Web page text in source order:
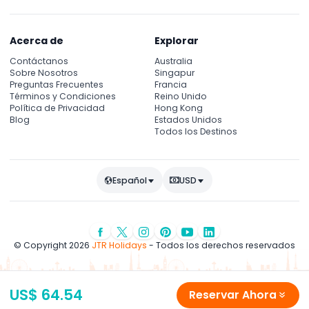
US$ 64.54 Reservar Ahora
Acerca de
Contáctanos
Sobre Nosotros
Preguntas Frecuentes
Términos y Condiciones
Política de Privacidad
Blog
Explorar
Australia
Singapur
Francia
Reino Unido
Hong Kong
Estados Unidos
Todos los Destinos
Español USD
© Copyright 2026 JTR Holidays - Todos los derechos reservados